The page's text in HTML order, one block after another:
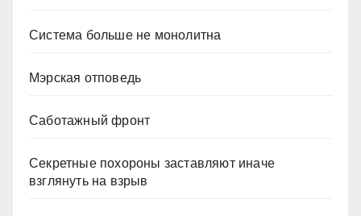
Система больше не монолитна
Мэрская отповедь
Саботажный фронт
Секретные похороны заставляют иначе
взглянуть на взрыв